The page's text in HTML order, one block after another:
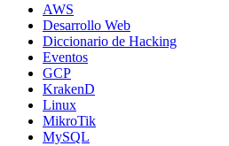
AWS
Desarrollo Web
Diccionario de Hacking
Eventos
GCP
KrakenD
Linux
MikroTik
MySQL